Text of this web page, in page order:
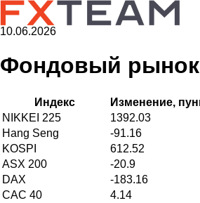
10.06.2026
Фондовый
Индекс Изменение,
NIKKEI 225
1392.03
Hang Seng
-91.16
KOSPI
612.52
ASX 200
-20.9
DAX
-183.16
CAC 40
4.14